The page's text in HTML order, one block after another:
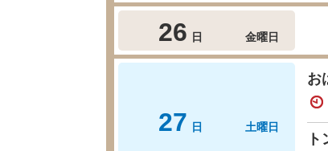
26 日 金曜日
27 日 土曜日
お